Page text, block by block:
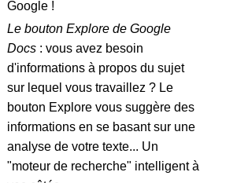
Google !
Le bouton Explore de Google
Docs: vous avez besoin
d'informations à propos du sujet
sur lequel vous travaillez ? Le
bouton Explore vous suggère des
informations en se basant sur une
analyse de votre texte... Un
"moteur de recherche" intelligent à